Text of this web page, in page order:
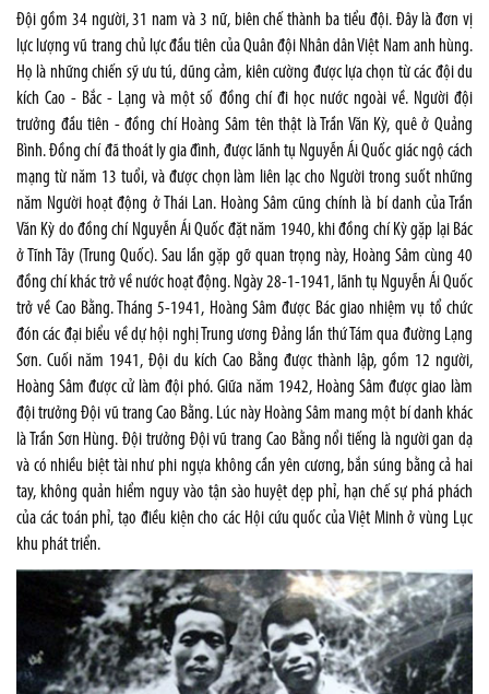
Đội gồm 34 người, 31 nam và 3 nữ, biên chế thành ba tiểu đội. Đây là đơn vị
lực lượng vũ trang chủ lực đầu tiên của Quân đội Nhân dân Việt Nam anh hùng.
Họ là những chiến sỹ ưu tú, dũng cảm, kiên cường được lựa chọn từ các đội du
kích Cao - Bắc - Lạng và một số đồng chí đi học nước ngoài về. Người đội
trưởng đầu tiên - đồng chí Hoàng Sâm tên thật là Trần Văn Kỳ, quê ở Quảng
Bình. Đồng chí đã thoát ly gia đình, được lãnh tụ Nguyễn Ái Quốc giác ngộ cách
mạng từ năm 13 tuổi, và được chọn làm liên lạc cho Người trong suốt những
năm Người hoạt động ở Thái Lan. Hoàng Sâm cũng chính là bí danh của Trần
Văn Kỳ do đồng chí Nguyễn Ái Quốc đặt năm 1940, khi đồng chí Kỳ gặp lại Bác
ở Tĩnh Tây (Trung Quốc). Sau lần gặp gỡ quan trọng này, Hoàng Sâm cùng 40
đồng chí khác trở về nước hoạt động. Ngày 28-1-1941, lãnh tụ Nguyễn Ái Quốc
trở về Cao Bằng. Tháng 5-1941, Hoàng Sâm được Bác giao nhiệm vụ tổ chức
đón các đại biểu về dự hội nghị Trung ương Đảng lần thứ Tám qua đường Lạng
Sơn. Cuối năm 1941, Đội du kích Cao Bằng được thành lập, gồm 12 người,
Hoàng Sâm được cử làm đội phó. Giữa năm 1942, Hoàng Sâm được giao làm
đội trưởng Đội vũ trang Cao Bằng. Lúc này Hoàng Sâm mang một bí danh khác
là Trần Sơn Hùng. Đội trưởng Đội vũ trang Cao Bằng nổi tiếng là người gan dạ
và có nhiều biệt tài như phi ngựa không cần yên cương, bắn súng bằng cả hai
tay, không quản hiểm nguy vào tận sào huyệt dẹp phỉ, hạn chế sự phá phách
của các toán phỉ, tạo điều kiện cho các Hội cứu quốc của Việt Minh ở vùng Lục
khu phát triển.